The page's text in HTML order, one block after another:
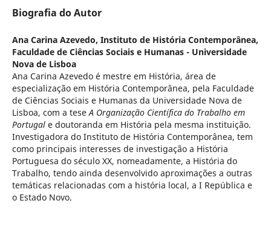
Biografia do Autor
Ana Carina Azevedo, Instituto de História Contemporânea,
Faculdade de Ciências Sociais e Humanas - Universidade
Nova de Lisboa
Ana Carina Azevedo é mestre em História, área de
especialização em História Contemporânea, pela Faculdade
de Ciências Sociais e Humanas da Universidade Nova de
Lisboa, com a teseA Organização Científica do Trabalho em
Portugal e doutoranda em História pela mesma instituição.
Investigadora do Instituto de História Contemporânea, tem
como principais interesses de investigação a História
Portuguesa do século XX, nomeadamente, a História do
Trabalho, tendo ainda desenvolvido aproximações a outras
temáticas relacionadas com a história local, a I República e
o Estado Novo.